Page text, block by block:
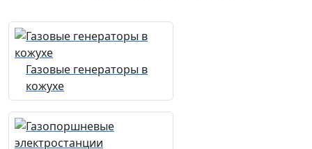
Газовые генераторы в
кожухе